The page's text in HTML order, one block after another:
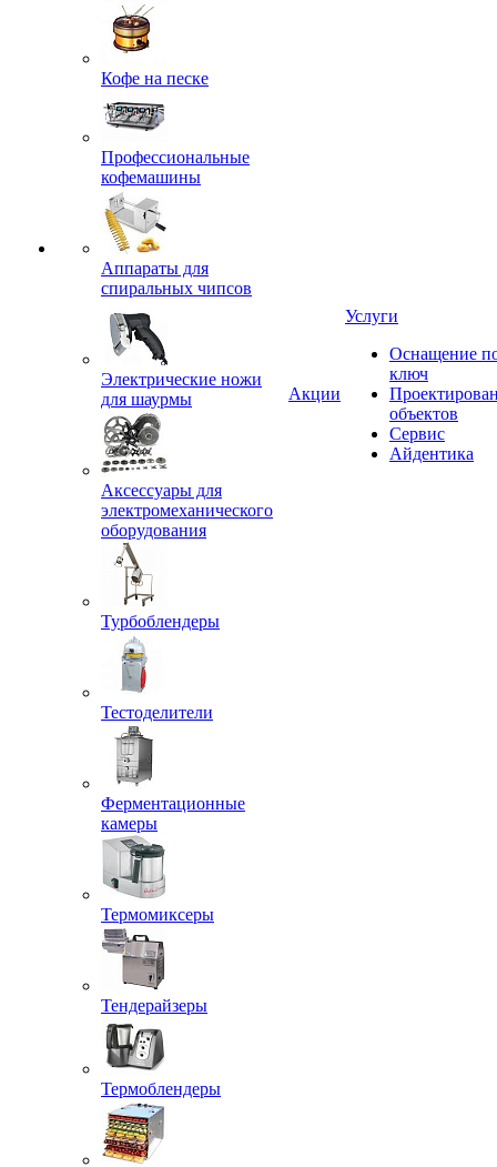
Кофе на песке
Профессиональные
кофемашины
Аппараты для
спиральных чипсов
Электрические ножи
для шаурмы
Аксессуары для
электромеханического
оборудования
Турбоблендеры
Тестоделители
Ферментационные
камеры
Термомиксеры
Тендерайзеры
Термоблендеры
Акции
Услуги
Оснащение
ключ
объектов
Сервис
Айдентика